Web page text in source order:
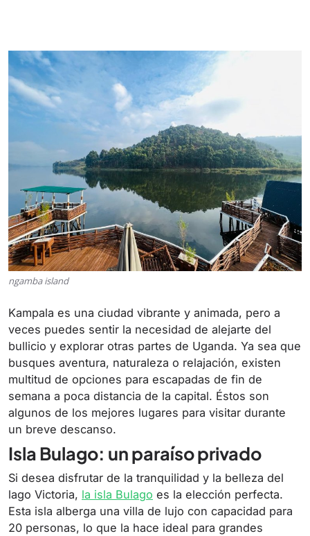
ngamba island
Kampala es una ciudad vibrante y animada, pero a
veces puedes sentir la necesidad de alejarte del
bullicio y explorar otras partes de Uganda. Ya sea que
busques aventura, naturaleza o relajación, existen
multitud de opciones para escapadas de fin de
semana a poca distancia de la capital. Éstos son
algunos de los mejores lugares para visitar durante
un breve descanso.
Isla Bulago: un paraíso privado
Si desea disfrutar de la tranquilidad y la belleza del
lago Victoria, la isla Bulago es la elección perfecta.
Esta isla alberga una villa de lujo con capacidad para
20 personas, lo que la hace ideal para grandes